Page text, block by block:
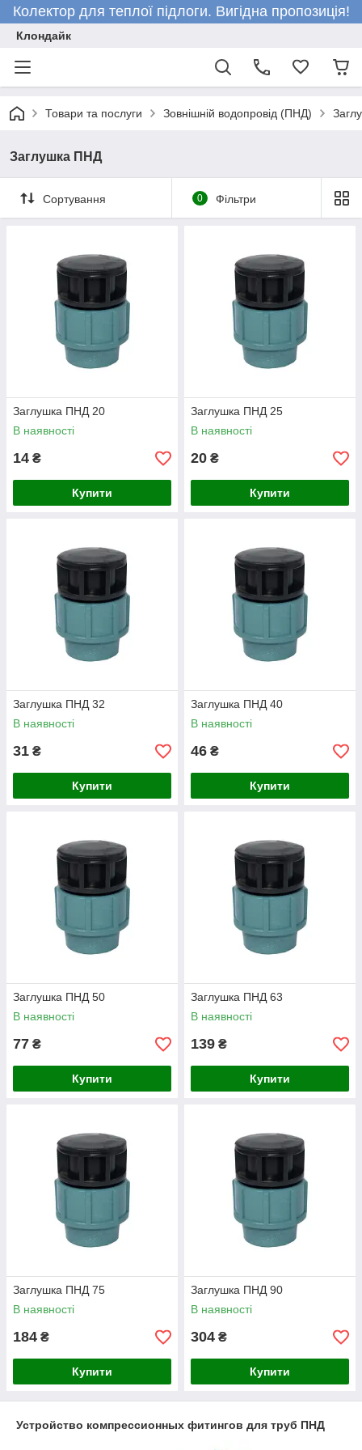
Колектор для теплої підлоги. Вигідна пропозиція!
Клондайк
Товари та послуги Зовнішній водопровід (ПНД)
Заглушка ПНД
Сортування 0 Фільтри
Заглушка ПНД 20
В наявності
14 ₴
Купити
Заглушка ПНД 25
В наявності
20 ₴
Купити
Заглушка ПНД 32
В наявності
31 ₴
Купити
Заглушка ПНД 40
В наявності
46 ₴
Купити
Заглушка ПНД 50
В наявності
77 ₴
Купити
Заглушка ПНД 63
В наявності
139 ₴
Купити
Заглушка ПНД 75
В наявності
184 ₴
Купити
Заглушка ПНД 90
В наявності
304 ₴
Купити
Устройство компрессионных фитингов для труб ПНД